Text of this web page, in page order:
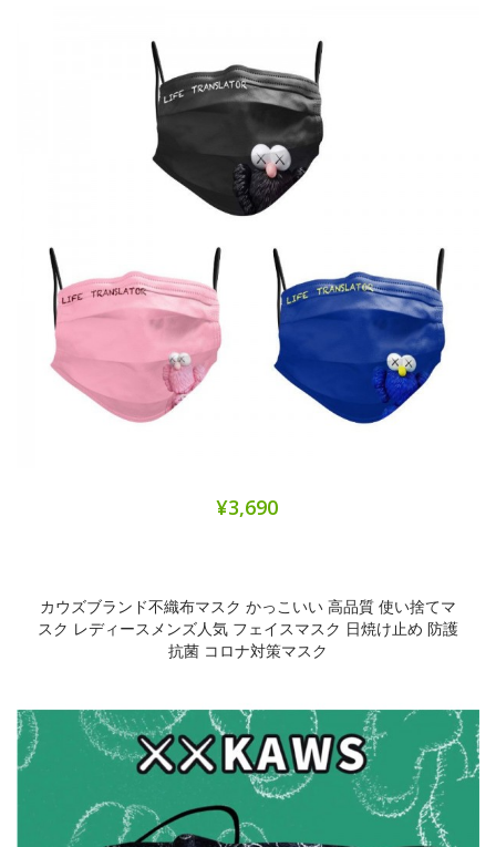
¥3,690
カウズブランド不織布マスク かっこいい 高品質 使い捨てマ
スク レディースメンズ人気 フェイスマスク 日焼け止め 防護
抗菌 コロナ対策マスク